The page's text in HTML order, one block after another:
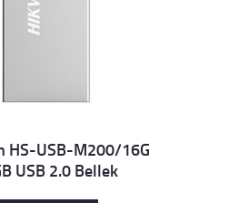
HS-USB-M200/16G
USB 2.0 Bellek